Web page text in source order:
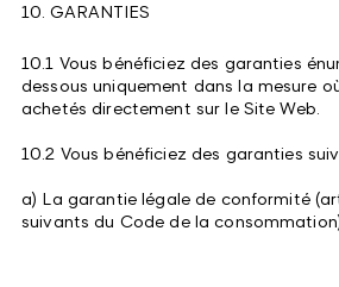
10. GARANTIES
10.1 Vous bénéficiez des garanties
dessous uniquement dans la mesure
achetés directement sur le Site Web.
10.2 Vous bénéficiez des garanties
a) La garantie légale de conformité
suivants du Code de la